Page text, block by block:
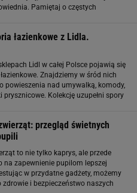
Pamiętaj o częstych
łazienkowe z Lidla.
Lidl w całej Polsce pojawią się
Znajdziemy w śród nich
powieszenia nad umywalką, komody,
prysznicowe. Kolekcję uzupełni spory
przegląd świetnych
to nie tylko kaprys, ale przede
na zapewnienie pupilom lepszej
w przydatne gadżety, możemy
zdrowie i bezpieczeństwo naszych